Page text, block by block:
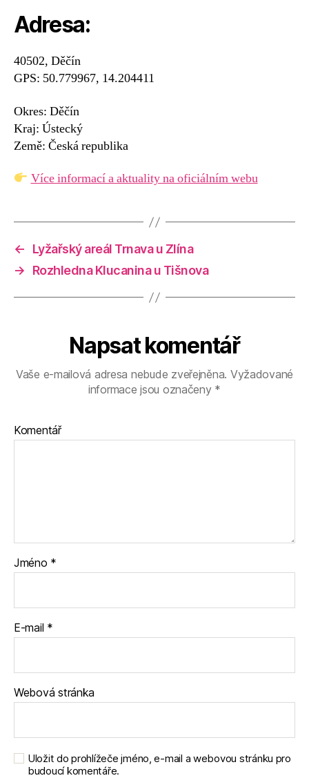
Adresa:
40502, Děčín
GPS: 50.779967, 14.204411
Okres: Děčín
Kraj: Ústecký
Země: Česká republika
Více informací a aktuality na oficiálním webu
←
Lyžařský areál Trnava u Zlína
→
Rozhledna Klucanina u Tišnova
Napsat komentář
Vaše e-mailová adresa nebude zveřejněna. Vyžadované
informace jsou označeny *
Komentář
Jméno *
E-mail *
Webová stránka
Uložit do prohlížeče jméno, e-mail a webovou stránku pro
budoucí komentáře.